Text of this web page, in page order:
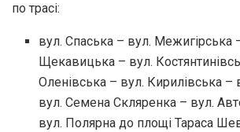
по трасі:
вул. Спаська – вул. Межигірська
Щекавицька – вул.
Оленівська – вул. Кирилівська –
вул. Семена Скляренка – вул.
вул. Полярна до площі Тараса